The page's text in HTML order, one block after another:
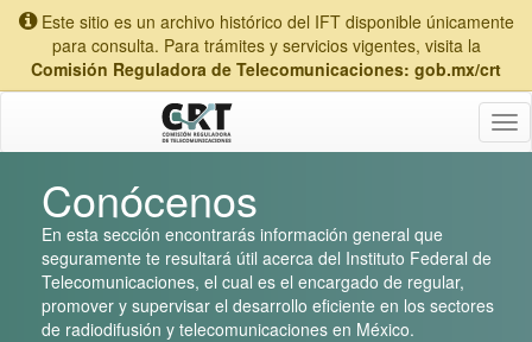
Este sitio es un archivo histórico del IFT disponible únicamente
para consulta. Para trámites y servicios vigentes, visita la
Comisión Reguladora de Telecomunicaciones: gob.mx/crt
Conócenos
En esta sección encontrarás información general que
seguramente te resultará útil acerca del Instituto Federal de
Telecomunicaciones, el cual es el encargado de regular,
promover y supervisar el desarrollo eficiente en los sectores
de radiodifusión y telecomunicaciones en México.